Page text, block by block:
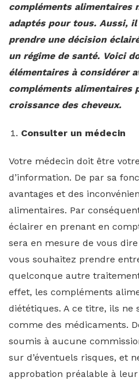
compléments alimentaires
adaptés pour tous. Aussi,
prendre une décision
un régime de santé. Voici
élémentaires à considérer
compléments alimentaires
croissance des cheveux.
Consulter un médecin
Votre médecin doit être
d’information. De par sa
avantages et des
alimentaires. Par
éclairer en prenant en
sera en mesure de vous
vous souhaitez prendre
quelconque autre
effet, les compléments
diététiques. A ce titre, ils ne
comme des médicaments.
soumis à aucune
sur d’éventuels risques, et
approbation préalable à